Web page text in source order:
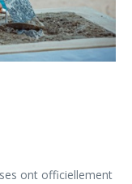
ont officiellement